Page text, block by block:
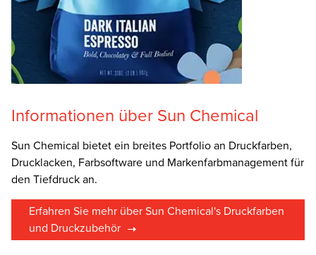
Informationen über Sun Chemical
Sun Chemical bietet ein breites Portfolio an Druckfarben,
Drucklacken, Farbsoftware und Markenfarbmanagement für
den Tiefdruck an.
Erfahren Sie mehr über Sun Chemical's Druckfarben
und Druckzubehör